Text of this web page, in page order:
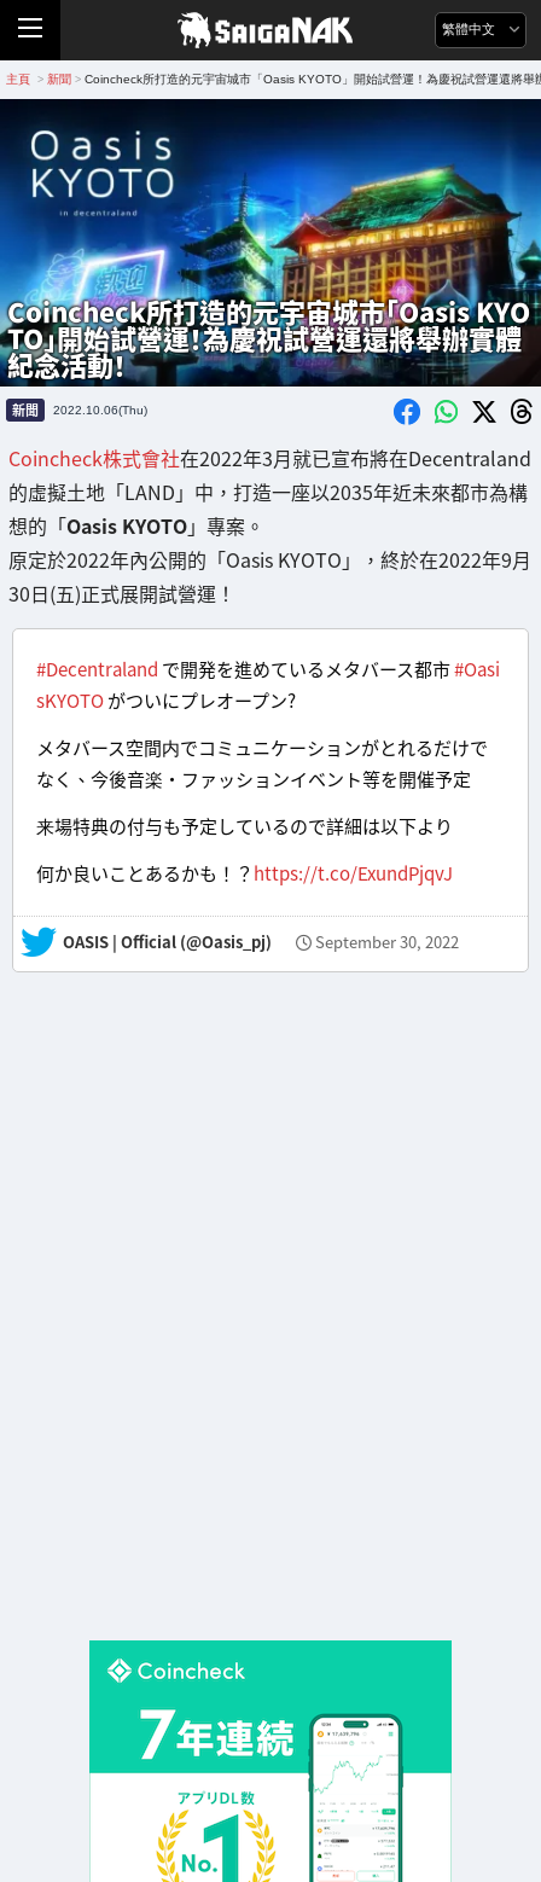
繁體中文
主頁 > 新聞 > Coincheck所打造的元宇宙城市「Oasis KYOTO」開始試營運！為慶祝試營運還將舉
Coincheck所打造的元宇宙城市「Oasis KYO
TO」開始試營運！為慶祝試營運還將舉辦實體
紀念活動！
新聞 2022.10.06(Thu)
Coincheck株式會社在2022年3月就已宣布將在Decentraland
的虛擬土地「LAND」中，打造一座以2035年近未來都市為構
想的「Oasis KYOTO」專案。
原定於2022年內公開的「Oasis KYOTO」，終於在2022年9月
30日(五)正式展開試營運！
#Decentraland で開発を進めているメタバース都市#Oasi
sKYOTOがついにプレオープン?
メタバース空間内でコミュニケーションがとれるだけで
なく、今後音楽・ファッションイベント等を開催予定
来場特典の付与も予定しているので詳細は以下より
何か良いことあるかも！？ https://t.co/ExundPjqvJ
— OASIS | Official (@Oasis_pj) September 30, 2022